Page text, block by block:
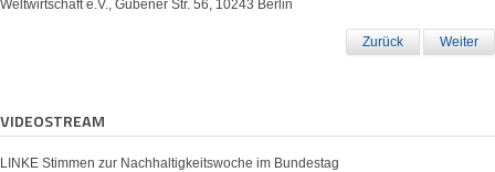
Weltwirtschaft e.V., Gubener Str. 56, 10243 Berlin
Zurück Weiter
VIDEOSTREAM
LINKE Stimmen zur Nachhaltigkeitswoche im Bundestag